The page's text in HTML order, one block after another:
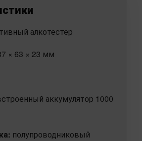
алкотестер
× 63 × 23 мм
аккумулятор 1000
полупроводниковый